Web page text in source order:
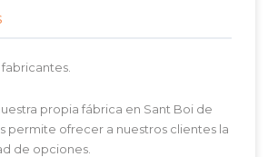
propia fábrica en Sant Boi de
permite ofrecer a nuestros clientes la
de opciones.